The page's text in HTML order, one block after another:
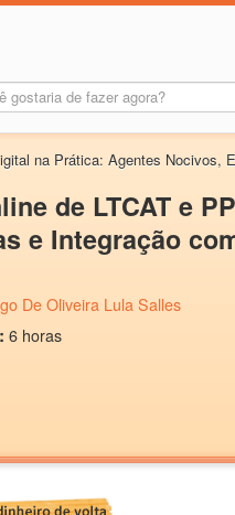
na Prática: Agentes Nocivos,
de LTCAT e
e Integração
De Oliveira Lula Salles
6 horas